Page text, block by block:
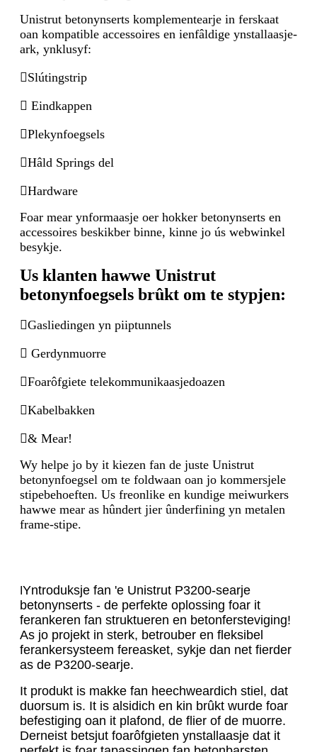
Unistrut betonynserts komplementearje in ferskaat
oan kompatible accessoires en ienfâldige ynstallaasje-
ark, ynklusyf:
Slútingstrip
 Eindkappen
Plekynfoegsels
Hâld Springs del
Hardware
Foar mear ynformaasje oer hokker betonynserts en
accessoires beskikber binne, kinne jo ús webwinkel
besykje.
Us klanten hawwe Unistrut
betonynfoegsels brûkt om te stypjen:
Gasliedingen yn piiptunnels
 Gerdynmuorre
Foarôfgiete telekommunikaasjedoazen
Kabelbakken
& Mear!
Wy helpe jo by it kiezen fan de juste Unistrut
betonynfoegsel om te foldwaan oan jo kommersjele
stipebehoeften. Us freonlike en kundige meiwurkers
hawwe mear as hûndert jier ûnderfining yn metalen
frame-stipe.
Yntroduksje fan 'e Unistrut P3200-searje
betonynserts - de perfekte oplossing foar it
ferankeren fan struktueren en betonfersteviging!
As jo ​​projekt in sterk, betrouber en fleksibel
ferankersysteem fereasket, sykje dan net fierder
as de P3200-searje.
It produkt is makke fan heechweardich stiel, dat
duorsum is. It is alsidich en kin brûkt wurde foar
befestiging oan it plafond, de flier of de muorre.
Derneist betsjut foarôfgieten ynstallaasje dat it